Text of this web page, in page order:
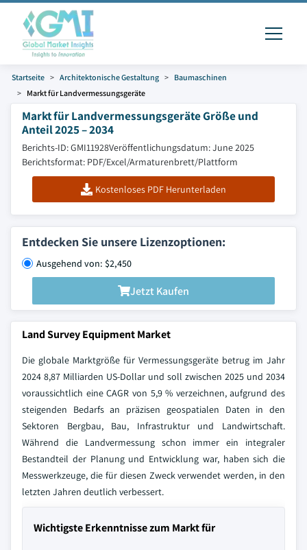
Startseite Architektonische Gestaltung
Baumaschinen
Markt für Landvermessungsgeräte
Markt für Landvermessungsgeräte Größe und
Anteil 2025 – 2034
Berichts-ID: GMI11928Veröffentlichungsdatum: June 2025
Berichtsformat: PDF/Excel/Armaturenbrett/Plattform
Kostenloses PDF Herunterladen
Entdecken Sie unsere Lizenzoptionen:
Ausgehend von: $2,450
Jetzt Kaufen
Land Survey Equipment Market
Die globale Marktgröße für Vermessungsgeräte betrug im Jahr
2024 8,87 Milliarden US-Dollar und soll zwischen 2025 und 2034
voraussichtlich eine CAGR von 5,9 % verzeichnen, aufgrund des
steigenden Bedarfs an präzisen geospatialen Daten in den
Sektoren Bergbau, Bau, Infrastruktur und Landwirtschaft.
Während die Landvermessung schon immer ein integraler
Bestandteil der Planung und Entwicklung war, haben sich die
Messwerkzeuge, die für diesen Zweck verwendet werden, in den
letzten Jahren deutlich verbessert.
Wichtigste Erkenntnisse zum Markt für